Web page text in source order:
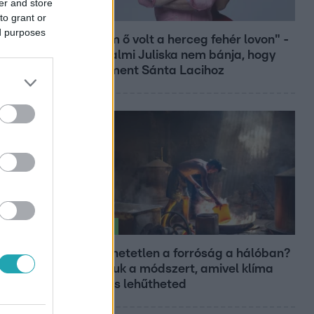
and store
grant or
purposes
"Nekem ő volt a herceg fehér lovon" -
Széphalmi Juliska nem bánja, hogy
hozzáment Sánta Lacihoz
Elviselhetetlen a forróság a hálóban?
Mutatjuk a módszert, amivel klíma
nélkül is lehűtheted